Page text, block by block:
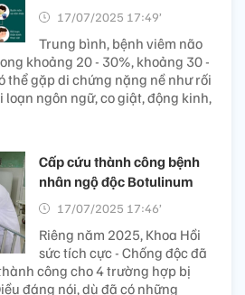
17/07/2025 17:49’
Trung bình, bệnh viêm não
khoảng 20 - 30%, khoảng 30 -
thể gặp di chứng nặng nề như rối
loạn ngôn ngữ, co giật, động kinh,
Cấp cứu thành công bệnh
nhân ngộ độc Botulinum
17/07/2025 17:46’
Riêng năm 2025, Khoa Hồi
sức tích cực - Chống độc đã
công cho 4 trường hợp bị
đáng nói, dù đã có những